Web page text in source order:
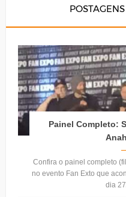
Painel Completo:
Confira o painel completo
no evento Fan Exto que
dia